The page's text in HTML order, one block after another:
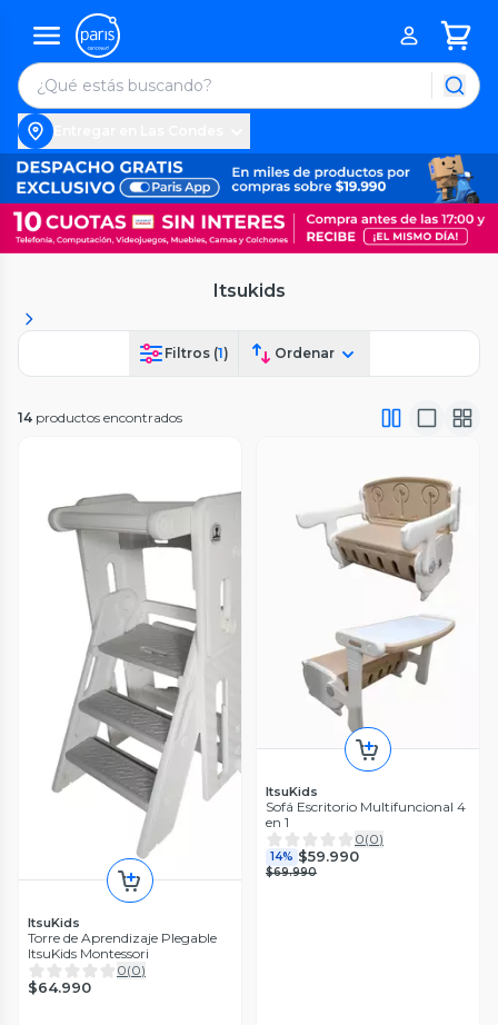
Itsukids
Filtros (1) Ordenar
14 productos encontrados
ItsuKids
Torre de Aprendizaje Plegable
ItsuKids Montessori
0(0)
$64.990
ItsuKids
Sofá Escritorio Multifuncional 4
en 1
0(0)
14% $59.990
$69.990